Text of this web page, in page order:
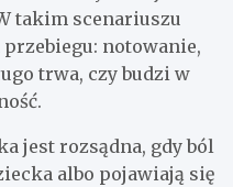
takim scenariuszu
notowanie,
trwa, czy budzi w
jest rozsądna, gdy ból
albo pojawiają się